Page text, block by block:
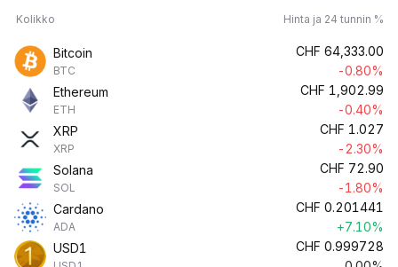
Kolikko Hinta ja 24 tunnin %
Bitcoin
BTC
CHF 64,333.00
-0.80%
Ethereum
ETH
CHF 1,902.99
-0.40%
XRP
XRP
CHF 1.027
-2.30%
Solana
SOL
CHF 72.90
-1.80%
Cardano
ADA
CHF 0.201441
+7.10%
USD1
CHF 0.999728